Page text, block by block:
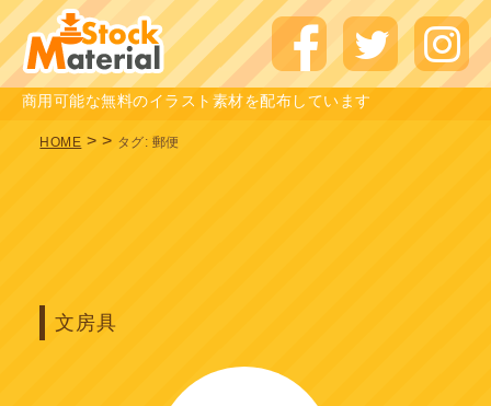
商用可能な無料のイラスト素材を配布しています
HOME > > タグ: 郵便
文房具